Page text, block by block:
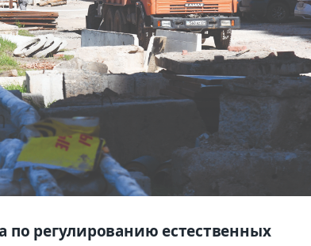
регулированию естественных